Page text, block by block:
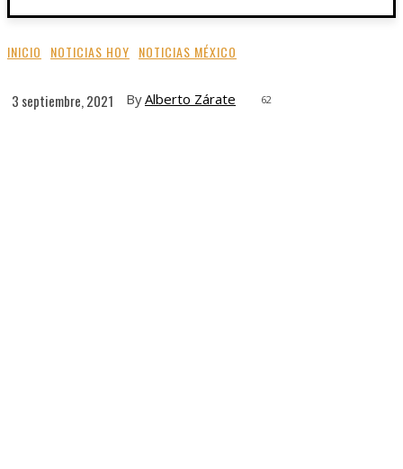
INICIO NOTICIAS HOY NOTICIAS MÉXICO
3 septiembre, 2021 ByAlberto Zárate 62